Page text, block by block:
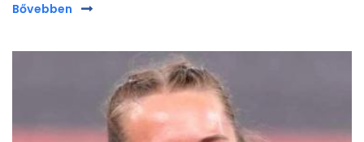
Bővebben